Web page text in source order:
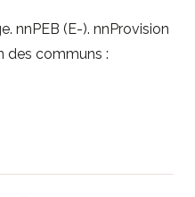
nnPEB (E-). nnProvision
des communs :